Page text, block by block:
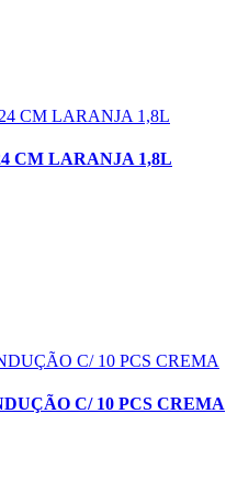
CM LARANJA 1,8L
C/ 10 PCS CREMA